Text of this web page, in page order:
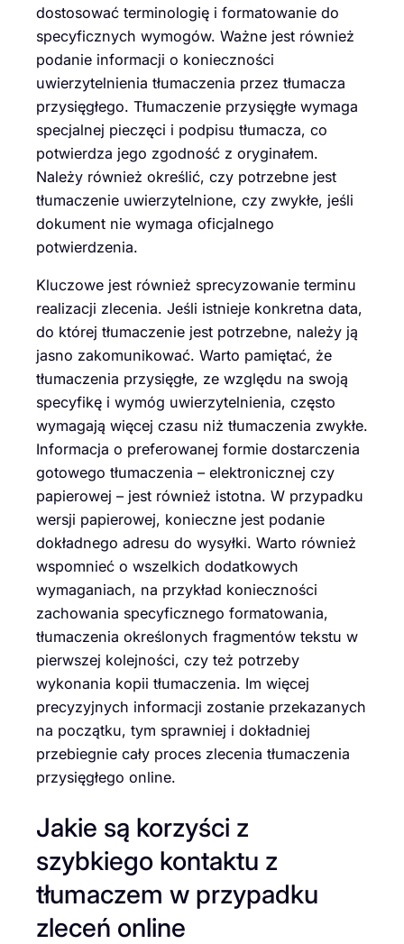
dostosować terminologię i formatowanie do
specyficznych wymogów. Ważne jest również
podanie informacji o konieczności
uwierzytelnienia tłumaczenia przez tłumacza
przysięgłego. Tłumaczenie przysięgłe wymaga
specjalnej pieczęci i podpisu tłumacza, co
potwierdza jego zgodność z oryginałem.
Należy również określić, czy potrzebne jest
tłumaczenie uwierzytelnione, czy zwykłe, jeśli
dokument nie wymaga oficjalnego
potwierdzenia.
Kluczowe jest również sprecyzowanie terminu
realizacji zlecenia. Jeśli istnieje konkretna data,
do której tłumaczenie jest potrzebne, należy ją
jasno zakomunikować. Warto pamiętać, że
tłumaczenia przysięgłe, ze względu na swoją
specyfikę i wymóg uwierzytelnienia, często
wymagają więcej czasu niż tłumaczenia zwykłe.
Informacja o preferowanej formie dostarczenia
gotowego tłumaczenia – elektronicznej czy
papierowej – jest również istotna. W przypadku
wersji papierowej, konieczne jest podanie
dokładnego adresu do wysyłki. Warto również
wspomnieć o wszelkich dodatkowych
wymaganiach, na przykład konieczności
zachowania specyficznego formatowania,
tłumaczenia określonych fragmentów tekstu w
pierwszej kolejności, czy też potrzeby
wykonania kopii tłumaczenia. Im więcej
precyzyjnych informacji zostanie przekazanych
na początku, tym sprawniej i dokładniej
przebiegnie cały proces zlecenia tłumaczenia
przysięgłego online.
Jakie są korzyści z
szybkiego kontaktu z
tłumaczem w przypadku
zleceń online